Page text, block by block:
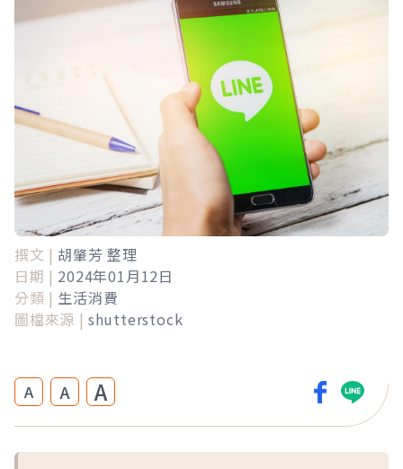
撰文 | 胡肇芳 整理
日期 | 2024年01月12日
分類 | 生活消費
圖檔來源 | shutterstock
A A A